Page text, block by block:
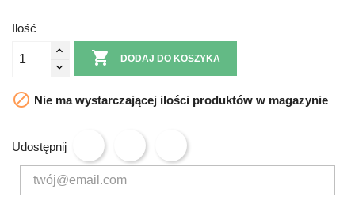
Ilość
 DODAJ DO KOSZYKA
 Nie ma wystarczającej ilości produktów w magazynie
Udostępnij